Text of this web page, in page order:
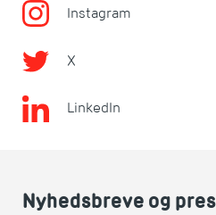
Instagram
X
LinkedIn
Nyhedsbreve og